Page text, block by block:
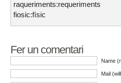
raqueriments:requeriments
fiosic:físic
Fer un comentari
Name
Mail